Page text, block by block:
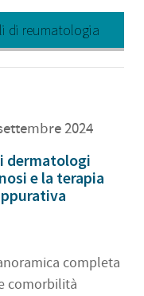
di reumatologia
2024
dermatologi
e la terapia
completa
comorbilità